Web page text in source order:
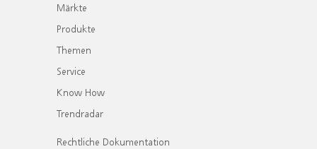
Märkte
Produkte
Themen
Service
Know How
Trendradar
Rechtliche Dokumentation